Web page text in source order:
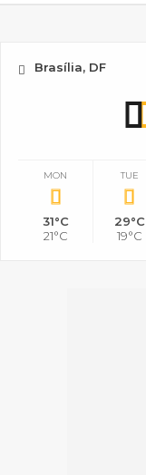
Brasília, DF
MON
31°C
21°C
TUE
29°C
19°C